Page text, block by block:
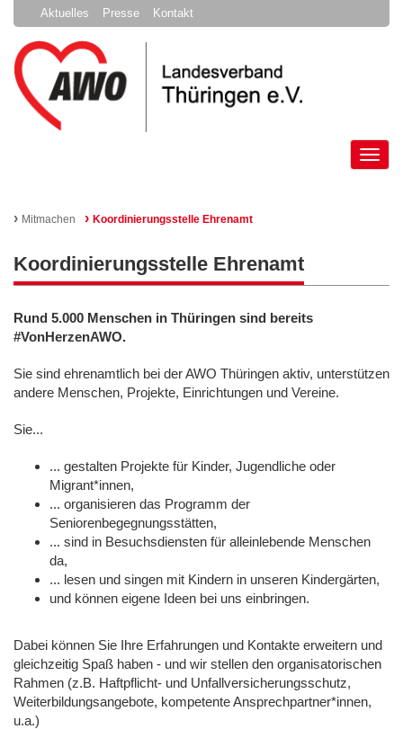
Aktuelles Presse Kontakt
› Mitmachen › Koordinierungsstelle Ehrenamt
Koordinierungsstelle Ehrenamt
Rund 5.000 Menschen in Thüringen sind bereits
#VonHerzenAWO.
Sie sind ehrenamtlich bei der AWO Thüringen aktiv, unterstützen
andere Menschen, Projekte, Einrichtungen und Vereine.
Sie...
... gestalten Projekte für Kinder, Jugendliche oder
Migrant*innen,
... organisieren das Programm der
Seniorenbegegnungsstätten,
... sind in Besuchsdiensten für alleinlebende Menschen
da,
... lesen und singen mit Kindern in unseren Kindergärten,
und können eigene Ideen bei uns einbringen.
Dabei können Sie Ihre Erfahrungen und Kontakte erweitern und
gleichzeitig Spaß haben - und wir stellen den organisatorischen
Rahmen (z.B. Haftpflicht- und Unfallversicherungsschutz,
Weiterbildungsangebote, kompetente Ansprechpartner*innen,
u.a.)